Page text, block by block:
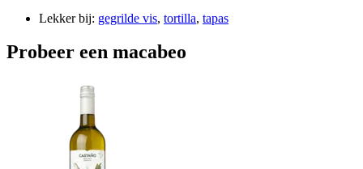
Lekker bij: gegrilde vis, tortilla, tapas
Probeer een macabeo